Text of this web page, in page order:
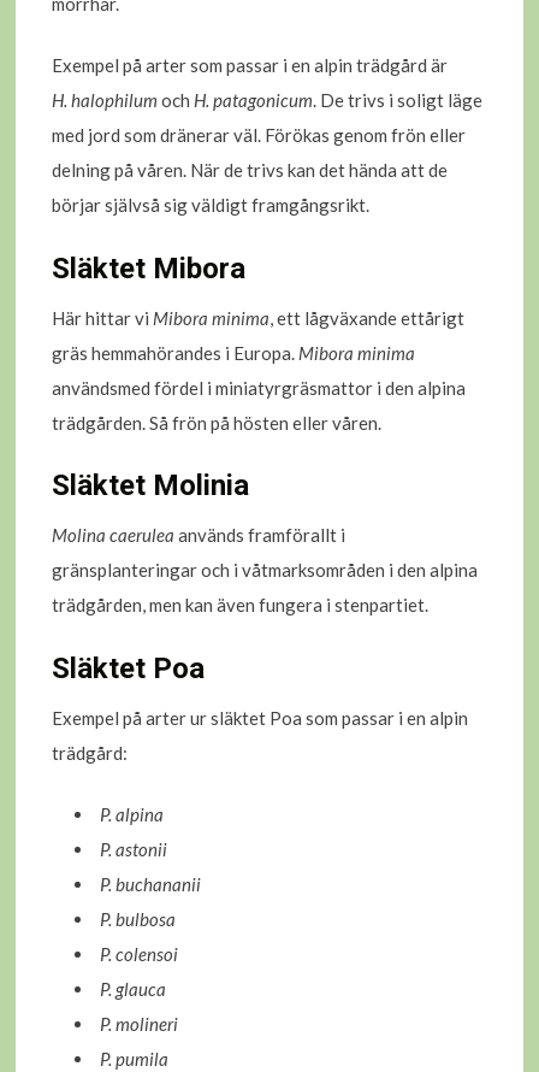
Exempel på arter som passar i en alpin trädgård är
H. halophilum och H. patagonicum. De trivs i soligt läge
med jord som dränerar väl. Förökas genom frön eller
delning på våren. När de trivs kan det hända att de
börjar självså sig väldigt framgångsrikt.
Släktet Mibora
Här hittar vi Mibora minima, ett lågväxande ettårigt
gräs hemmahörandes i Europa. Mibora minima
användsmed fördel i miniatyrgräsmattor i den alpina
trädgården. Så frön på hösten eller våren.
Släktet Molinia
Molina caerulea används framförallt i
gränsplanteringar och i våtmarksområden i den alpina
trädgården, men kan även fungera i stenpartiet.
Släktet Poa
Exempel på arter ur släktet Poa som passar i en alpin
trädgård:
P. alpina
P. astonii
P. buchananii
P. bulbosa
P. colensoi
P. glauca
P. molineri
P. pumila